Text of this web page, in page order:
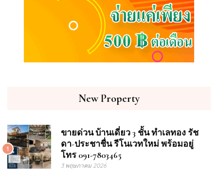
New Property
1
ขายด่วน บ้านเดี่ยว 3 ชั้น ทำเลทอง รัช
ดา-ประชาชื่น รีโนเวทใหม่ พร้อมอยู่
โทร 091-7803465
3 พฤษภาคม 2026